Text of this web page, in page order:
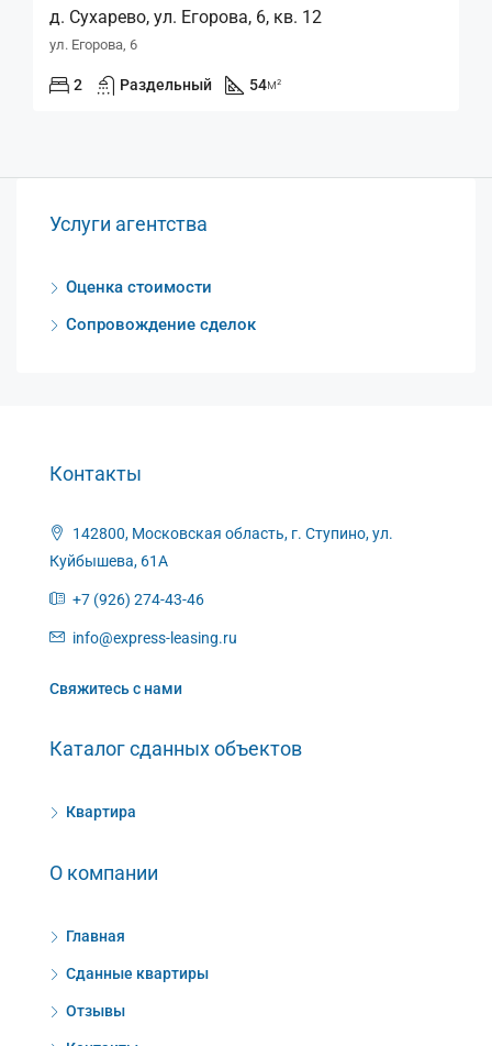
д. Сухарево, ул. Егорова, 6, кв. 12
ул. Егорова, 6
2 Раздельный 54м²
Услуги агентства
Оценка стоимости
Сопровождение сделок
Контакты
142800, Московская область, г. Ступино, ул.
Куйбышева, 61А
+7 (926) 274-43-46
info@express-leasing.ru
Свяжитесь с нами
Каталог сданных объектов
Квартира
О компании
Главная
Сданные квартиры
Отзывы